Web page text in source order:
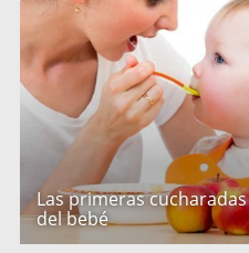
Las primeras cucharadas
del bebé